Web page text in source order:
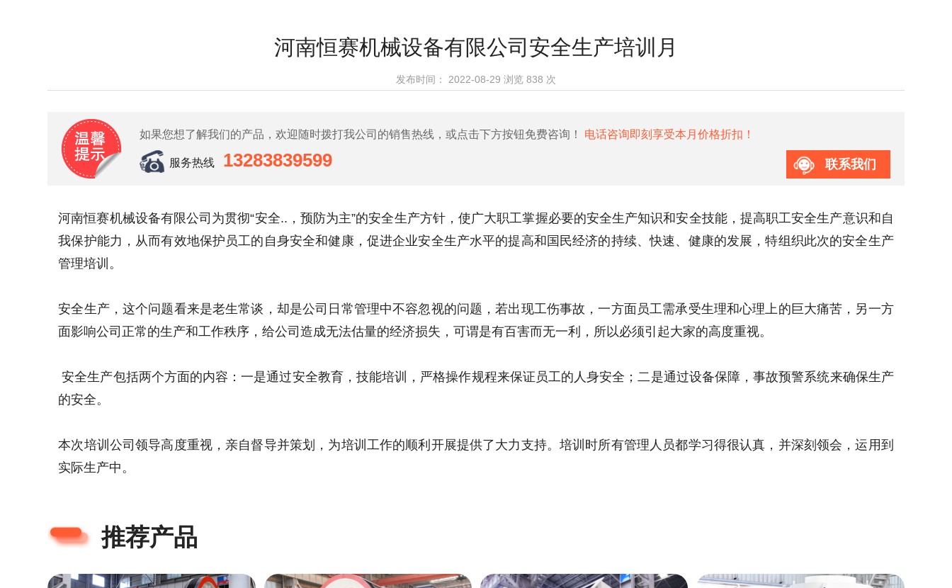
河南恒赛机械设备有限公司安全生产培训月
发布时间： 2022-08-29 浏览 838 次
如果您想了解我们的产品，欢迎随时拨打我公司的销售热线，或点击下方按钮免费咨询！ 电话咨询即刻享受本月价格折扣！
服务热线 13283839599 联系我们
河南恒赛机械设备有限公司为贯彻“安全..，预防为主”的安全生产方针，使广大职工掌握必要的安全生产知识和安全技能，提高职工安全生产意识和自
我保护能力，从而有效地保护员工的自身安全和健康，促进企业安全生产水平的提高和国民经济的持续、快速、健康的发展，特组织此次的安全生产
管理培训。
安全生产，这个问题看来是老生常谈，却是公司日常管理中不容忽视的问题，若出现工伤事故，一方面员工需承受生理和心理上的巨大痛苦，另一方
面影响公司正常的生产和工作秩序，给公司造成无法估量的经济损失，可谓是有百害而无一利，所以必须引起大家的高度重视。
安全生产包括两个方面的内容：一是通过安全教育，技能培训，严格操作规程来保证员工的人身安全；二是通过设备保障，事故预警系统来确保生产
的安全。
本次培训公司领导高度重视，亲自督导并策划，为培训工作的顺利开展提供了大力支持。培训时所有管理人员都学习得很认真，并深刻领会，运用到
实际生产中。
推荐产品